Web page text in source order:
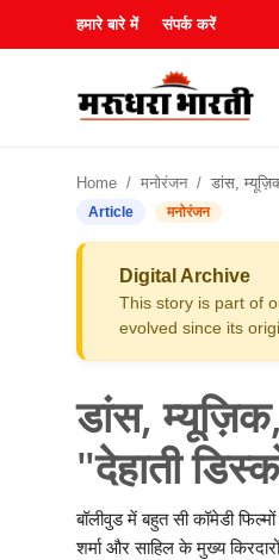
हमारे बारे में संपर्क करें
लाइफस्टाइल
Home मनोरंजन डांस, म्यूज़िक, एक्शन व
Article मनोरंजन
Digital Archive
This story is part of
evolved since its
डांस,
"देहाती
बॉलीवुड में बहुत सी कॉमेडी
शर्मा और साहिल के मुख्य